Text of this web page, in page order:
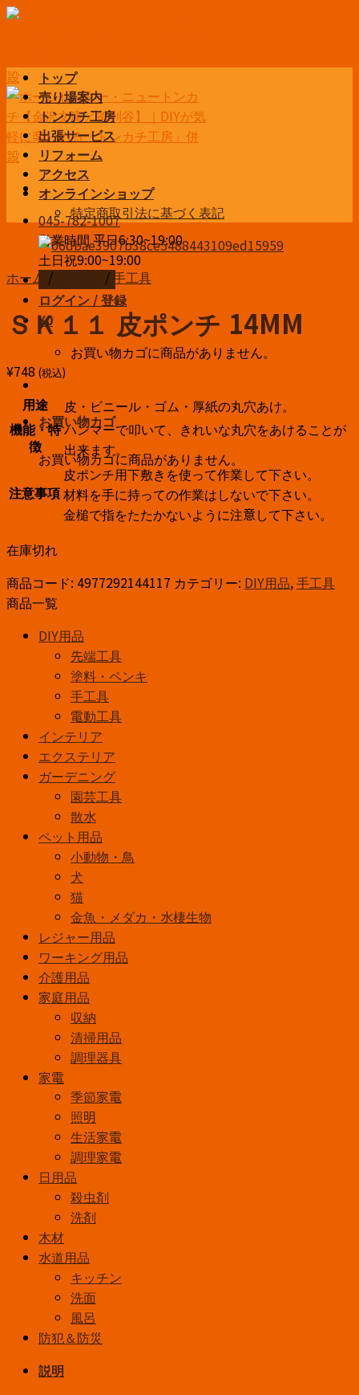
Skip
045-782-1007
営業時間 平日6:30~19:00
土日祝9:00~19:00
お問い合わせ
ログイン / 登録
¥0
お買い物カゴに商品がありません。
お買い物カゴ
お買い物カゴに商品がありません。
トップ
売り場案内
トンカチ工房
出張サービス
リフォーム
アクセス
オンラインショップ
特定商取引法に基づく表記
ホーム / / 手工具
ＳＫ１１ 皮ポンチ 14MM
¥748 (税込)
用途 皮・ビニール・ゴム・厚紙の丸穴あけ。
機能・特
徴
ハンマーで叩いて、きれいな丸穴をあけることが
出来ます。
注意事項
皮ポンチ用下敷きを使って作業して下さい。
材料を手に持っての作業はしないで下さい。
金槌で指をたたかないように注意して下さい。
在庫切れ
商品コード: 4977292144117 カテゴリー: DIY用品,手工具
商品一覧
DIY用品
先端工具
塗料・ペンキ
手工具
電動工具
インテリア
エクステリア
ガーデニング
園芸工具
散水
ペット用品
小動物・鳥
犬
猫
金魚・メダカ・水棲生物
レジャー用品
ワーキング用品
介護用品
家庭用品
収納
清掃用品
調理器具
家電
季節家電
照明
生活家電
調理家電
日用品
殺虫剤
洗剤
木材
水道用品
キッチン
洗面
風呂
防犯＆防災
説明